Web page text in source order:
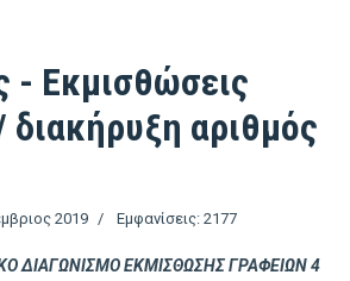
- Εκμισθώσεις
αριθμός
2019 Εμφανίσεις: 2177
ΔΙΑΓΩΝΙΣΜΟ ΕΚΜΙΣΘΩΣΗΣ ΓΡΑΦΕΙΩΝ 4